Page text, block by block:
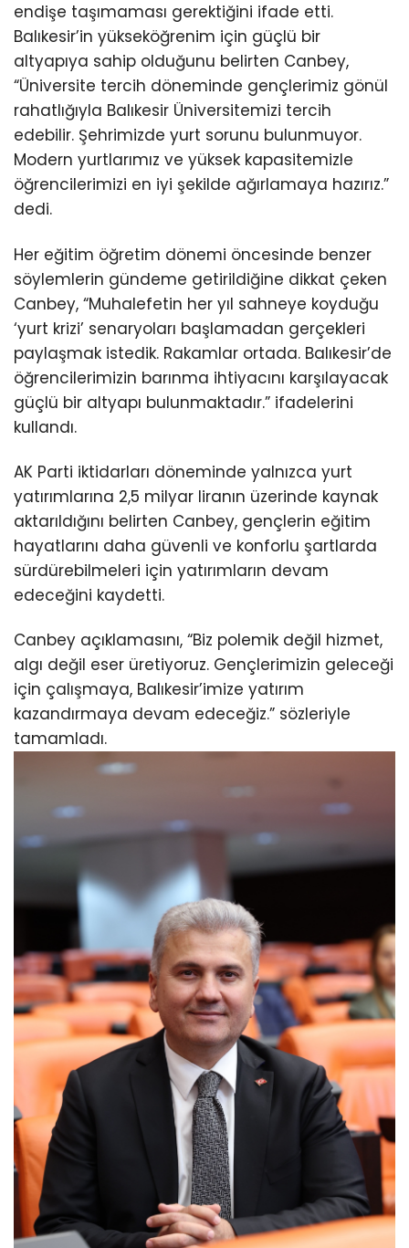
endişe taşımaması gerektiğini ifade etti.
Balıkesir’in yükseköğrenim için güçlü bir
altyapıya sahip olduğunu belirten Canbey,
“Üniversite tercih döneminde gençlerimiz gönül
rahatlığıyla Balıkesir Üniversitemizi tercih
edebilir. Şehrimizde yurt sorunu bulunmuyor.
Modern yurtlarımız ve yüksek kapasitemizle
öğrencilerimizi en iyi şekilde ağırlamaya hazırız.”
dedi.
Her eğitim öğretim dönemi öncesinde benzer
söylemlerin gündeme getirildiğine dikkat çeken
Canbey, “Muhalefetin her yıl sahneye koyduğu
‘yurt krizi’ senaryoları başlamadan gerçekleri
paylaşmak istedik. Rakamlar ortada. Balıkesir’de
öğrencilerimizin barınma ihtiyacını karşılayacak
güçlü bir altyapı bulunmaktadır.” ifadelerini
kullandı.
AK Parti iktidarları döneminde yalnızca yurt
yatırımlarına 2,5 milyar liranın üzerinde kaynak
aktarıldığını belirten Canbey, gençlerin eğitim
hayatlarını daha güvenli ve konforlu şartlarda
sürdürebilmeleri için yatırımların devam
edeceğini kaydetti.
Canbey açıklamasını, “Biz polemik değil hizmet,
algı değil eser üretiyoruz. Gençlerimizin geleceği
için çalışmaya, Balıkesir’imize yatırım
kazandırmaya devam edeceğiz.” sözleriyle
tamamladı.